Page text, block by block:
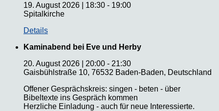
19. August 2026
18:30 - 19:00
Spitalkirche
Details
Kaminabend bei Eve und Herby
20. August 2026
20:00 - 21:30
Gaisbühlstraße 10, 76532 Baden-Baden, Deutschland
Offener Gesprächskreis: singen - beten - über
Bibeltexte ins Gespräch kommen
Herzliche Einladung - auch für neue Interessierte.